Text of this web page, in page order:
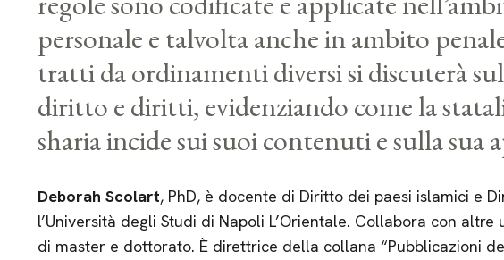
personale e talvolta anche in ambito
tratti da ordinamenti diversi si discuterà
diritto e diritti, evidenziando come la
sharia incide sui suoi contenuti e sulla sua
Deborah Scolart, PhD, è docente di Diritto dei paesi islamici e
l’Università degli Studi di Napoli L’Orientale. Collabora con
di master e dottorato. È direttrice della collana “Pubblicazioni